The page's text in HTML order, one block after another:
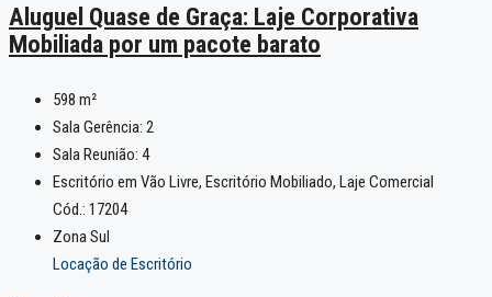
Aluguel Quase de Graça: Laje Corporativa
Mobiliada por um pacote barato
598 m²
Sala Gerência: 2
Sala Reunião: 4
Escritório em Vão Livre, Escritório Mobiliado, Laje Comercial
Cód.: 17204
Zona Sul
Locação de Escritório